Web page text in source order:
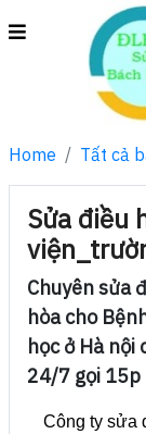
Home Tất cả
Sửa điều
Chuyên sửa
hòa cho
học ở Hà nội
24/7 gọi 15p
Công ty sửa